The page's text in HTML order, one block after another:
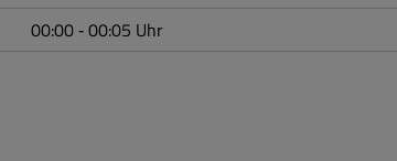
00:00‐ 00:05 Uhr